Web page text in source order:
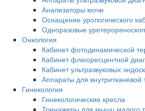
Анализаторы мочи
Оснащение урологического
Одноразовые
Онкология
Кабинет фотодинамической
Кабинет флюоресцентной
Кабинет ультразвуковых
Аппараты для внутритканевой
Гинекология
Гинекологические кресла